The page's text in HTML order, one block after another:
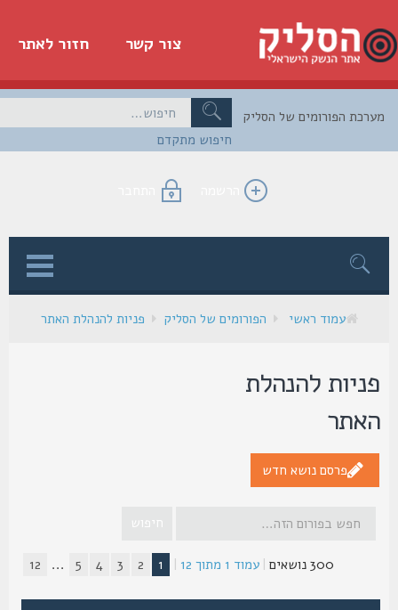
חזור לאתר צור קשר
חיפוש מתקדם
הפורומים של הסליק
הרשמה התחבר
עמוד ראשי הפורומים של הסליק פניות להנהלת האתר
להנהלת
פרסם נושא חדש
|עמוד1מתוך12
|
1
5
...
12